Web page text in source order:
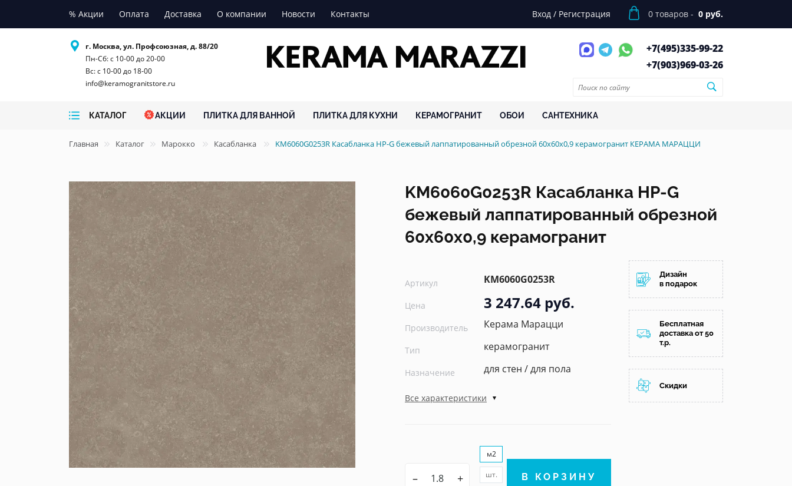
% Акции Оплата Доставка О компании Новости Контакты Вход / Регистрация 0 товаров - 0 руб.
г. Москва, ул. Профсоюзная, д. 88/20
Пн-Сб: с 10-00 до 20-00
Вс: с 10-00 до 18-00
info@keramogranitstore.ru
+7(495)335-99-22
+7(903)969-03-26
КАТАЛОГ АКЦИИ ПЛИТКА ДЛЯ ВАННОЙ ПЛИТКА ДЛЯ КУХНИ КЕРАМОГРАНИТ ОБОИ САНТЕХНИКА
Главная Каталог Марокко Касабланка KM6060G0253R Касабланка HP-G бежевый лаппатированный обрезной 60x60x0,9 керамогранит КЕРАМА МАРАЦЦИ
KM6060G0253R Касабланка HP-G
бежевый лаппатированный обрезной
60x60x0,9 керамогранит
Артикул KM6060G0253R
Цена 3 247.64 руб.
Производитель Керама Марацци
Тип керамогранит
Назначение для стен / для пола
Все характеристики
– +
м2
шт. В КОРЗИНУ
Дизайн
в подарок
Бесплатная
доставка от 50
т.р.
Скидки